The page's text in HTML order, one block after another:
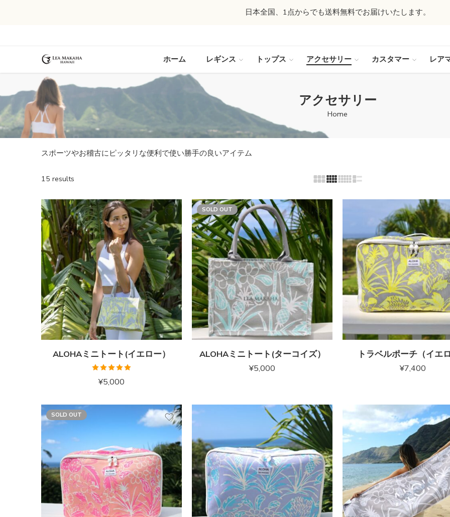
日本全国、1点からでも送料無料でお届けいたします。
ホーム レギンス トップス アクセサリー カスタマー レア
アクセサリー
Home
スポーツやお稽古にピッタリな便利で使い勝手の良いアイテム
15 results
ALOHAミニトート(イエロー）
5段階中
¥5,000
SOLD OUT
ALOHAミニトート(ターコイズ）
¥5,000
トラベルポーチ（イエ
¥7,400
SOLD OUT